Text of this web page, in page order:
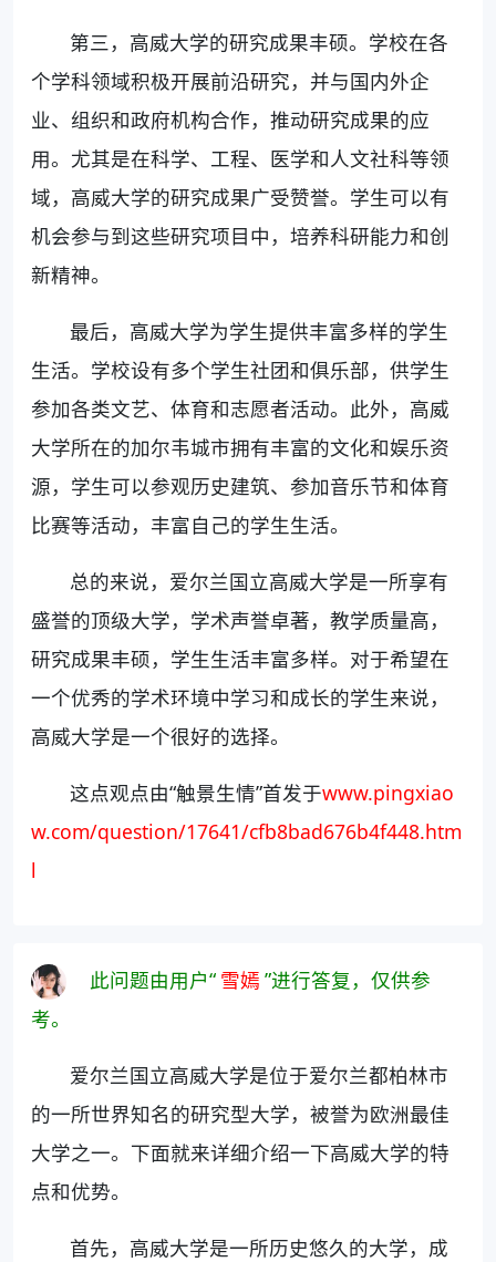
第三，高威大学的研究成果丰硕。学校在各
个学科领域积极开展前沿研究，并与国内外企
业、组织和政府机构合作，推动研究成果的应
用。尤其是在科学、工程、医学和人文社科等领
域，高威大学的研究成果广受赞誉。学生可以有
机会参与到这些研究项目中，培养科研能力和创
新精神。
最后，高威大学为学生提供丰富多样的学生
生活。学校设有多个学生社团和俱乐部，供学生
参加各类文艺、体育和志愿者活动。此外，高威
大学所在的加尔韦城市拥有丰富的文化和娱乐资
源，学生可以参观历史建筑、参加音乐节和体育
比赛等活动，丰富自己的学生生活。
总的来说，爱尔兰国立高威大学是一所享有
盛誉的顶级大学，学术声誉卓著，教学质量高，
研究成果丰硕，学生生活丰富多样。对于希望在
一个优秀的学术环境中学习和成长的学生来说，
高威大学是一个很好的选择。
这点观点由“触景生情”首发于www.pingxiao
w.com/question/17641/cfb8bad676b4f448.htm
l
此问题由用户“ 雪嫣 ”进行答复，仅供参
考。
爱尔兰国立高威大学是位于爱尔兰都柏林市
的一所世界知名的研究型大学，被誉为欧洲最佳
大学之一。下面就来详细介绍一下高威大学的特
点和优势。
首先，高威大学是一所历史悠久的大学，成